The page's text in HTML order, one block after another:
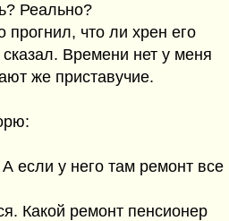
Реально?
прогнил, что ли хрен его
Времени нет у меня
же приставучие.
если у него там ремонт все
Какой ремонт пенсионер